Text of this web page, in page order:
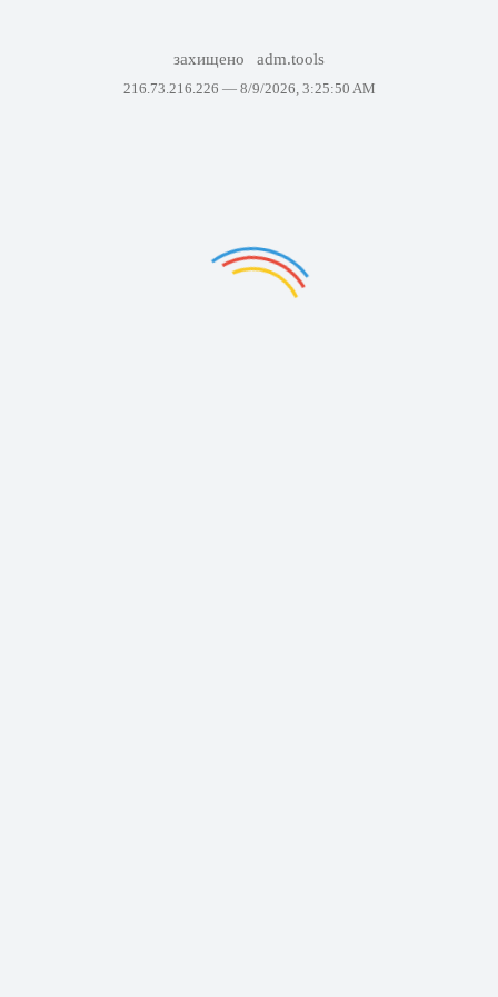
захищено adm.tools
216.73.216.226 — 8/9/2026, 3:25:50 AM